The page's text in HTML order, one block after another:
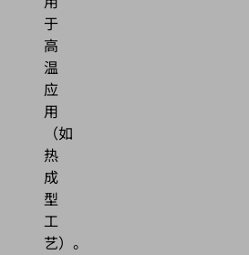
于
高
温
应
用
（如
热
成
型
工
艺）。